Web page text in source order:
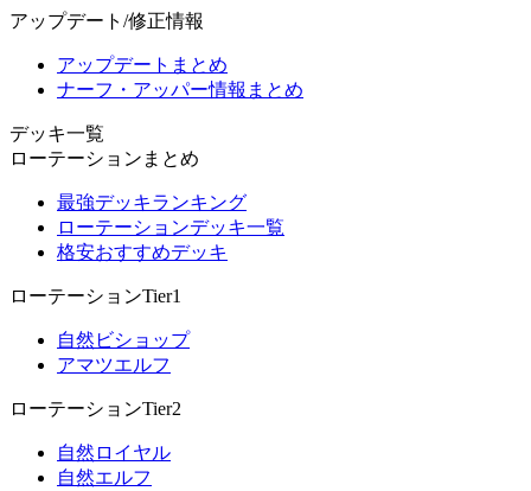
アップデート/修正情報
アップデートまとめ
ナーフ・アッパー情報まとめ
デッキ一覧
ローテーションまとめ
最強デッキランキング
ローテーションデッキ一覧
格安おすすめデッキ
ローテーションTier1
自然ビショップ
アマツエルフ
ローテーションTier2
自然ロイヤル
自然エルフ